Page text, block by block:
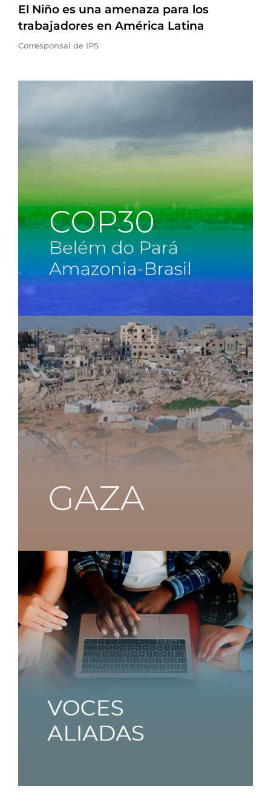
El Niño es una amenaza para los
trabajadores en América Latina
Corresponsal de IPS